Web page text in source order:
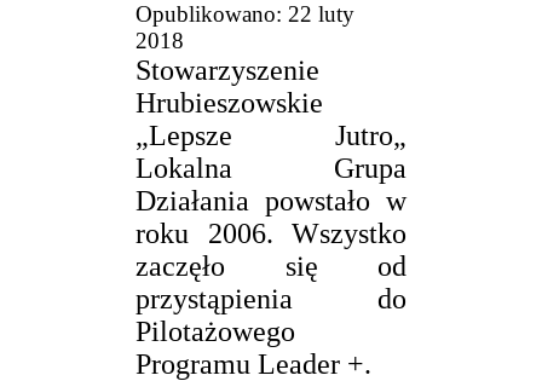
Opublikowano: 22 luty
2018
Stowarzyszenie
Hrubieszowskie
„Lepsze Jutro„
Lokalna Grupa
Działania powstało w
roku 2006. Wszystko
zaczęło się od
przystąpienia do
Pilotażowego
Programu Leader +.